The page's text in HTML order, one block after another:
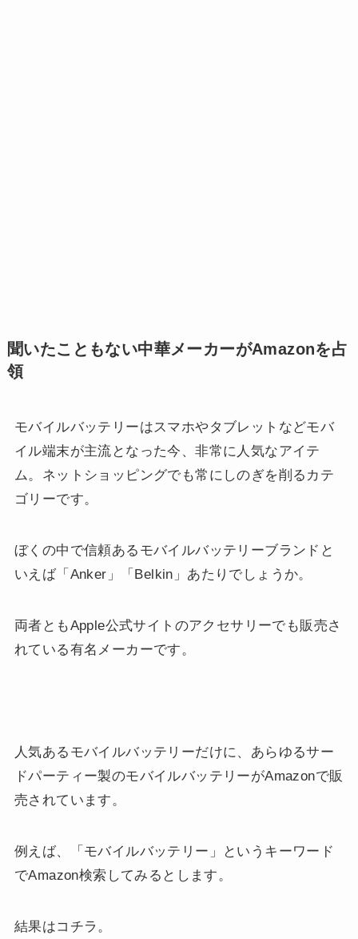
聞いたこともない中華メーカーがAmazonを占
領
モバイルバッテリーはスマホやタブレットなどモバ
イル端末が主流となった今、非常に人気なアイテ
ム。ネットショッピングでも常にしのぎを削るカテ
ゴリーです。
ぼくの中で信頼あるモバイルバッテリーブランドと
いえば「Anker」「Belkin」あたりでしょうか。
両者ともApple公式サイトのアクセサリーでも販売さ
れている有名メーカーです。
人気あるモバイルバッテリーだけに、あらゆるサー
ドパーティー製のモバイルバッテリーがAmazonで販
売されています。
例えば、「モバイルバッテリー」というキーワード
でAmazon検索してみるとします。
結果はコチラ。